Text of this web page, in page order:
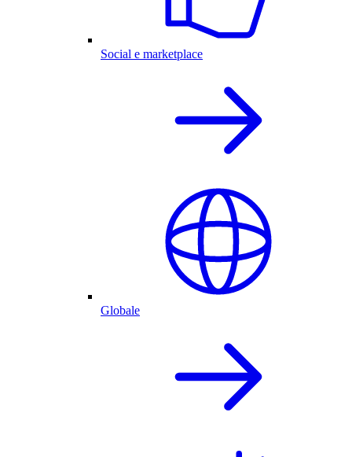
Social e marketplace
Globale